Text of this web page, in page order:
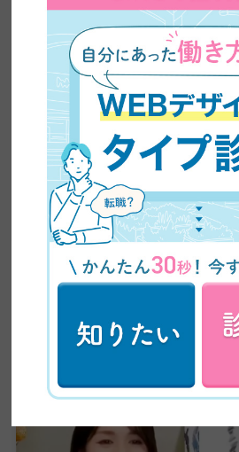
【主婦の副業】未経験から月5万
Webデザインで叶えた理想の働